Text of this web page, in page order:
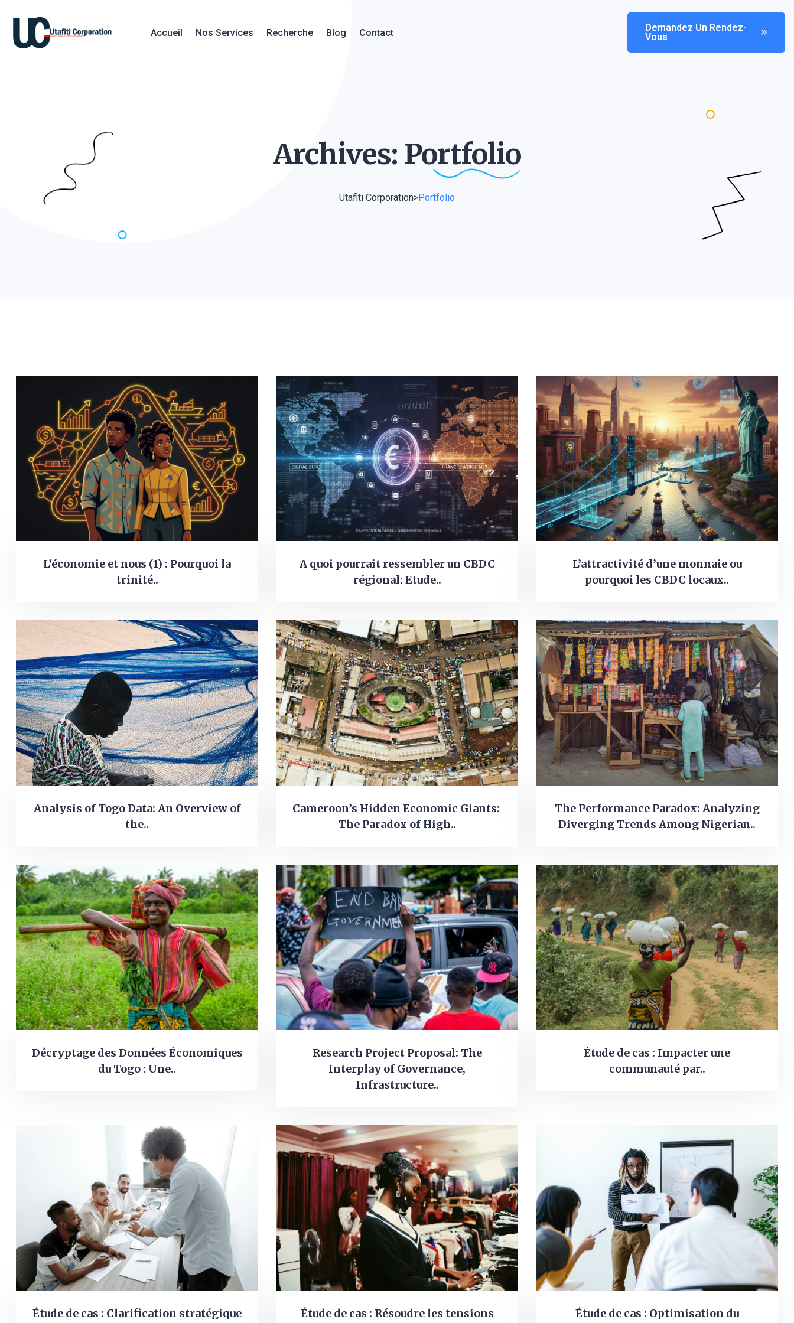
Accueil Nos Services Recherche Blog Contact
Demandez Un Rendez-
Vous
Archives: Portfolio
Utafiti Corporation>Portfolio
L’économie et nous (1) : Pourquoi la
trinité..
A quoi pourrait ressembler un CBDC
régional: Etude..
L’attractivité d’une monnaie ou
pourquoi les CBDC locaux..
Analysis of Togo Data: An Overview of
the..
Cameroon’s Hidden Economic Giants:
The Paradox of High..
The Performance Paradox: Analyzing
Diverging Trends Among Nigerian..
Décryptage des Données Économiques
du Togo : Une..
Research Project Proposal: The
Interplay of Governance,
Infrastructure..
Étude de cas : Impacter une
communauté par..
Étude de cas : Clarification stratégique
Étude de cas : Résoudre les tensions
Étude de cas : Optimisation du